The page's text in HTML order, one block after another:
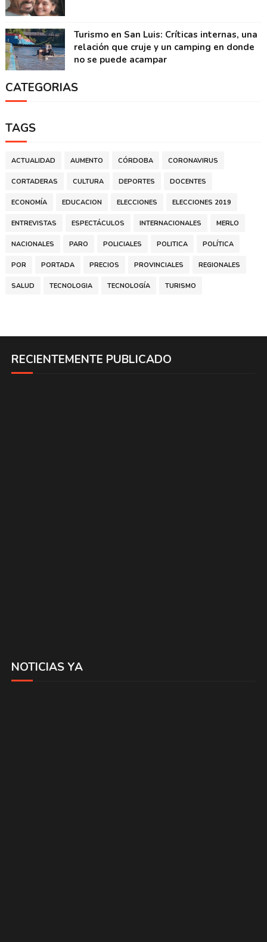
Turismo en San Luis: Críticas internas, una
relación que cruje y un camping en donde
no se puede acampar
CATEGORIAS
TAGS
ACTUALIDAD AUMENTO CÓRDOBA CORONAVIRUS
CORTADERAS CULTURA DEPORTES DOCENTES
ECONOMÍA EDUCACION ELECCIONES ELECCIONES 2019
ENTREVISTAS ESPECTÁCULOS INTERNACIONALES MERLO
NACIONALES PARO POLICIALES POLITICA POLÍTICA
POR PORTADA PRECIOS PROVINCIALES REGIONALES
SALUD TECNOLOGIA TECNOLOGÍA TURISMO
RECIENTEMENTE PUBLICADO
NOTICIAS YA